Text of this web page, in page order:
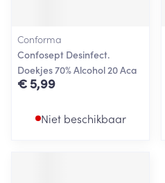
Conforma
Confosept Desinfect.
Doekjes 70% Alcohol 20 Aca
€ 5,99
Niet beschikbaar